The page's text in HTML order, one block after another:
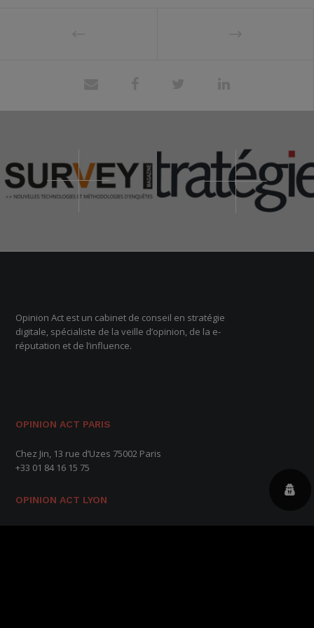
Opinion Act est un cabinet de conseil en stratégie
digitale, spécialiste de la veille d’opinion, de la e-
réputation et de l’influence.
OPINION ACT PARIS
Chez Jin, 13 rue d’Uzes 75002 Paris
+33 01 84 16 15 75
OPINION ACT LYON